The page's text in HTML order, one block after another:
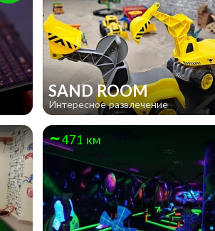
SAND ROOM
Интересное развлечение
471 км